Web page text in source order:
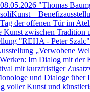
08.05.2026 "Thomas
soliKunst –
der offenen Tür im
Kunst zwischen Tradition
"REHA - Peter
„Verwobene
Im Dialog mit der
mit kurzfristiger
und Dialoge
voller Kunst und